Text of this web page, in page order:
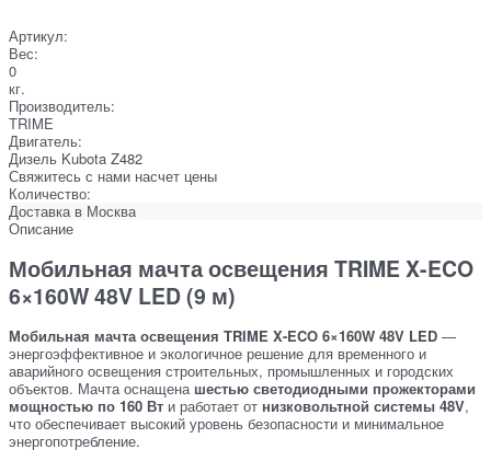
Артикул:
Вес:
0
кг.
Производитель:
TRIME
Двигатель:
Дизель Kubota Z482
Свяжитесь с нами насчет цены
Количество:
Доставка в Москва
Описание
Мобильная мачта освещения TRIME X-ECO
6×160W 48V LED (9 м)
Мобильная мачта освещения TRIME X-ECO 6×160W 48V LED —
энергоэффективное и экологичное решение для временного и
аварийного освещения строительных, промышленных и городских
объектов. Мачта оснащена шестью светодиодными прожекторами
мощностью по 160 Вт и работает от низковольтной системы 48V,
что обеспечивает высокий уровень безопасности и минимальное
энергопотребление.